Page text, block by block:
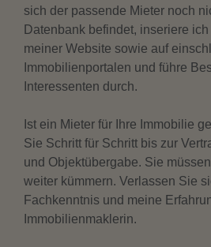
sich der passende Mieter noch
Datenbank befindet, inseriere
meiner Website sowie auf
Immobilienportalen und führe
Interessenten durch.
Ist ein Mieter für Ihre Immobilie
Sie Schritt für Schritt bis zur
und Objektübergabe. Sie
weiter kümmern. Verlassen Sie
Fachkenntnis und meine
Immobilienmaklerin.